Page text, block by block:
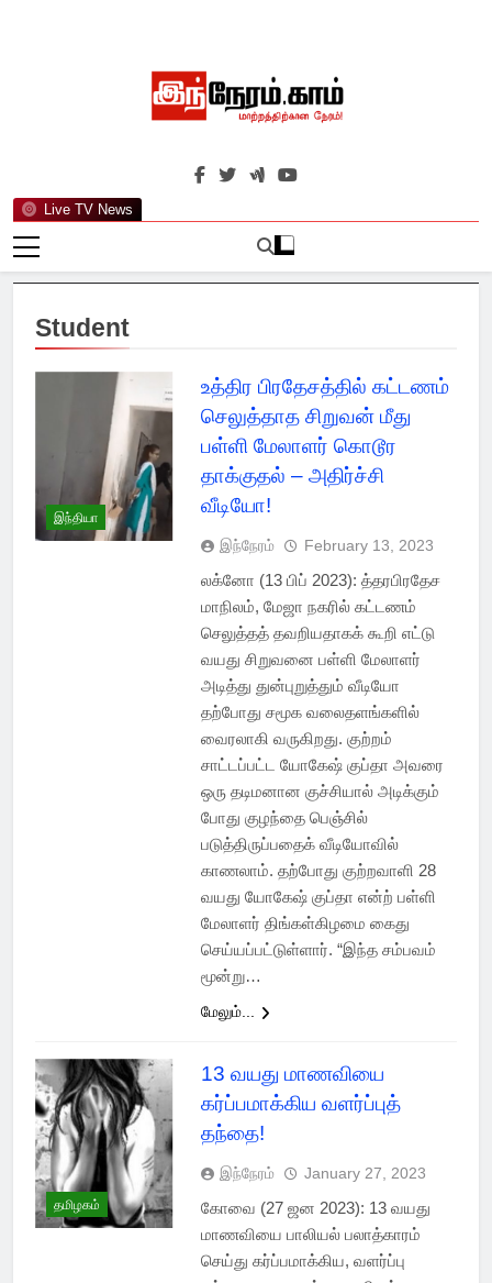
Live TV News
இந்நேரம்.காம்
செய்திகளுக்கு அப்பால்…
Student
இந்தியா
உத்திர பிரதேசத்தில் கட்டணம்
செலுத்தாத சிறுவன் மீது
பள்ளி மேலாளர் கொடூர
தாக்குதல் – அதிர்ச்சி
வீடியோ!
இந்நேரம் February 13, 2023
லக்னோ (13 பிப் 2023): த்தரபிரதேச
மாநிலம், மேஜா நகரில் கட்டணம்
செலுத்தத் தவறியதாகக் கூறி எட்டு
வயது சிறுவனை பள்ளி மேலாளர்
அடித்து துன்புறுத்தும் வீடியோ
தற்போது சமூக வலைதளங்களில்
வைரலாகி வருகிறது. குற்றம்
சாட்டப்பட்ட யோகேஷ் குப்தா அவரை
ஒரு தடிமனான குச்சியால் அடிக்கும்
போது குழந்தை பெஞ்சில்
படுத்திருப்பதைக் வீடியோவில்
காணலாம். தற்போது குற்றவாளி 28
வயது யோகேஷ் குப்தா என்ற் பள்ளி
மேலாளர் திங்கள்கிழமை கைது
செய்யப்பட்டுள்ளார். “இந்த சம்பவம்
மூன்று…
மேலும்...
தமிழகம்
13 வயது மாணவியை
கர்ப்பமாக்கிய வளர்ப்புத்
தந்தை!
இந்நேரம் January 27, 2023
கோவை (27 ஜன 2023): 13 வயது
மாணவியை பாலியல் பலாத்காரம்
செய்து கர்ப்பமாக்கிய, வளர்ப்பு